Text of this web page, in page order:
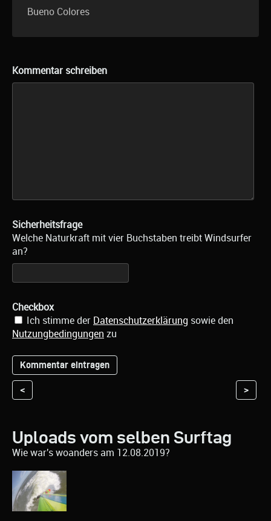
Bueno Colores
Kommentar schreiben
Sicherheitsfrage
Welche Naturkraft mit vier Buchstaben treibt Windsurfer
an?
Checkbox
Ich stimme der Datenschutzerklärung sowie den
Nutzungbedingungen zu
< >
Uploads vom selben Surftag
Wie war's woanders am 12.08.2019?